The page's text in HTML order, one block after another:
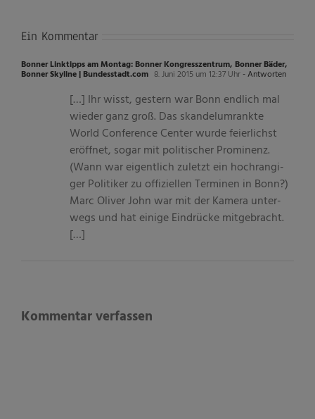
Ein Kommentar
Bonner Linktipps am Montag: Bonner Kongresszentrum, Bonner Bäder,
Bonner Skyline | Bundesstadt.com 8. Juni 2015 um 12:37 Uhr- Antworten
[…] Ihr wisst, ges­tern war Bonn end­lich mal
wie­der ganz groß. Das skan­del­um­rankte
World Con­fe­rence Cen­ter wurde fei­er­lichst
eröff­net, sogar mit poli­ti­scher Pro­mi­nenz.
(Wann war eigent­lich zuletzt ein hoch­ran­gi­
ger Poli­ti­ker zu offi­zi­el­len Ter­mi­nen in Bonn?)
Marc Oli­ver John war mit der Kamera unter­
wegs und hat einige Ein­drü­cke mit­ge­bracht.
[…]
Kommentar verfassen